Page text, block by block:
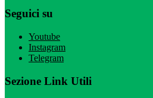
Seguici su
Youtube
Instagram
Telegram
Sezione Link Utili